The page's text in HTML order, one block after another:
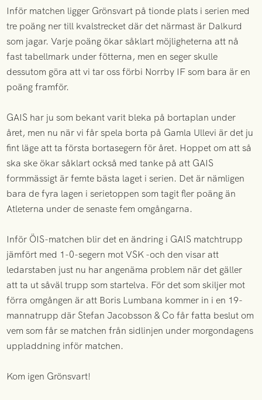
Inför matchen ligger Grönsvart på tionde plats i serien med
tre poäng ner till kvalstrecket där det närmast är Dalkurd
som jagar. Varje poäng ökar såklart möjligheterna att nå
fast tabellmark under fötterna, men en seger skulle
dessutom göra att vi tar oss förbi Norrby IF som bara är en
poäng framför.
GAIS har ju som bekant varit bleka på bortaplan under
året, men nu när vi får spela borta på Gamla Ullevi är det ju
fint läge att ta första bortasegern för året. Hoppet om att så
ska ske ökar såklart också med tanke på att GAIS
formmässigt är femte bästa laget i serien. Det är nämligen
bara de fyra lagen i serietoppen som tagit fler poäng än
Atleterna under de senaste fem omgångarna.
Inför ÖIS-matchen blir det en ändring i GAIS matchtrupp
jämfört med 1-0-segern mot VSK -och den visar att
ledarstaben just nu har angenäma problem när det gäller
att ta ut såväl trupp som startelva. För det som skiljer mot
förra omgången är att Boris Lumbana kommer in i en 19-
mannatrupp där Stefan Jacobsson & Co får fatta beslut om
vem som får se matchen från sidlinjen under morgondagens
uppladdning inför matchen.
Kom igen Grönsvart!